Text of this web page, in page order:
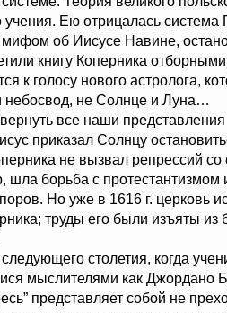
учения. Ею отрицалась
мифом об Иисусе Навине,
книгу Коперника
к голосу нового астролога,
небосвод, не Солнце и Луна…
все наши
приказал Солнцу
не вызвал репрессий
шла борьба с протестантизмом
Но уже в 1616 г. церковь
труды его были изъяты из
столетия, когда
мыслителями как Джордано
представляет собой не